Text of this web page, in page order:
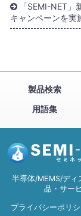
「SEMI-NET
キャンペーンを実
製品検索
用語集
半導体/MEMS/ディ
品・サー
プライバシーポリ